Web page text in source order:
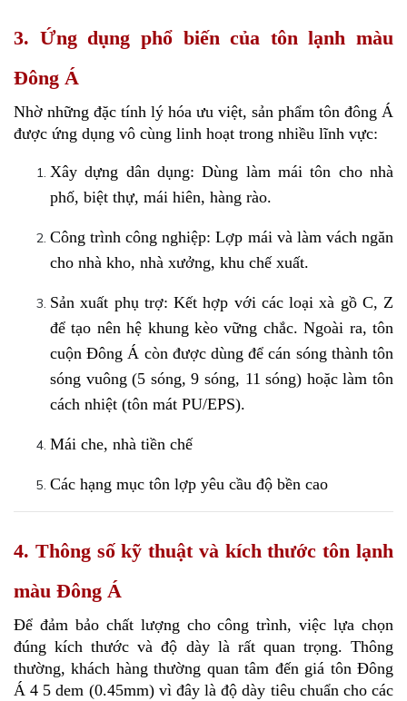
3. Ứng dụng phổ biến của tôn lạnh màu
Đông Á
Nhờ những đặc tính lý hóa ưu việt, sản phẩm tôn đông Á
được ứng dụng vô cùng linh hoạt trong nhiều lĩnh vực:
Xây dựng dân dụng: Dùng làm mái tôn cho nhà
phố, biệt thự, mái hiên, hàng rào.
Công trình công nghiệp: Lợp mái và làm vách ngăn
cho nhà kho, nhà xưởng, khu chế xuất.
Sản xuất phụ trợ: Kết hợp với các loại xà gồ C, Z
để tạo nên hệ khung kèo vững chắc. Ngoài ra, tôn
cuộn Đông Á còn được dùng để cán sóng thành tôn
sóng vuông (5 sóng, 9 sóng, 11 sóng) hoặc làm tôn
cách nhiệt (tôn mát PU/EPS).
Mái che, nhà tiền chế
Các hạng mục tôn lợp yêu cầu độ bền cao
4. Thông số kỹ thuật và kích thước tôn lạnh
màu Đông Á
Để đảm bảo chất lượng cho công trình, việc lựa chọn
đúng kích thước và độ dày là rất quan trọng. Thông
thường, khách hàng thường quan tâm đến giá tôn Đông
Á 4 5 dem (0.45mm) vì đây là độ dày tiêu chuẩn cho các